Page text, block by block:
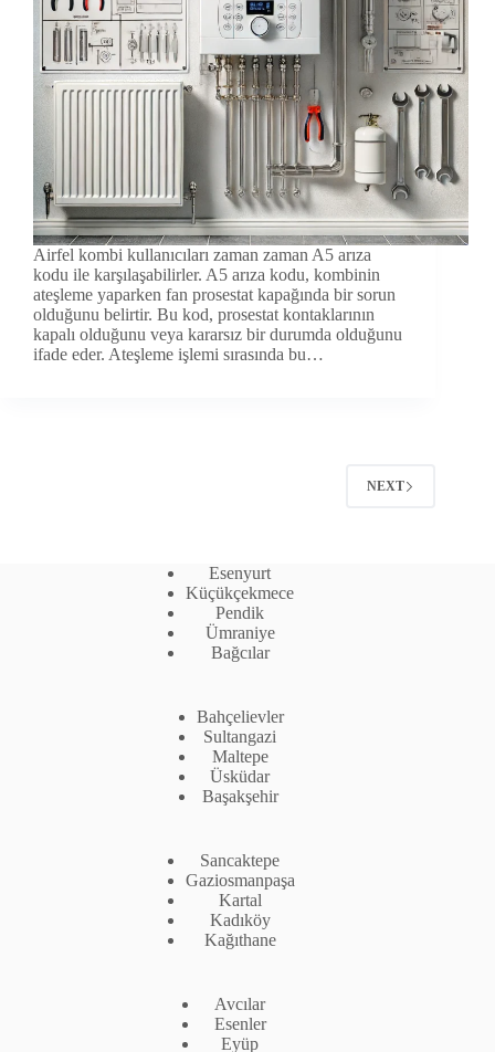
Airfel kombi kullanıcıları zaman zaman A5 arıza
kodu ile karşılaşabilirler. A5 arıza kodu, kombinin
ateşleme yaparken fan prosestat kapağında bir sorun
olduğunu belirtir. Bu kod, prosestat kontaklarının
kapalı olduğunu veya kararsız bir durumda olduğunu
ifade eder. Ateşleme işlemi sırasında bu…
NEXT
Esenyurt
Küçükçekmece
Pendik
Ümraniye
Bağcılar
Bahçelievler
Sultangazi
Maltepe
Üsküdar
Başakşehir
Sancaktepe
Gaziosmanpaşa
Kartal
Kadıköy
Kağıthane
Avcılar
Esenler
Eyüp